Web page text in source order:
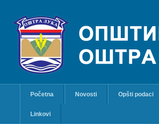
Početna Novosti Opšti podaci
Linkovi